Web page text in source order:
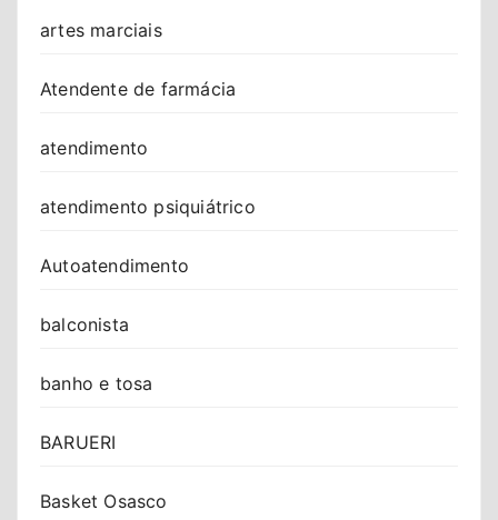
artes marciais
Atendente de farmácia
atendimento
atendimento psiquiátrico
Autoatendimento
balconista
banho e tosa
BARUERI
Basket Osasco